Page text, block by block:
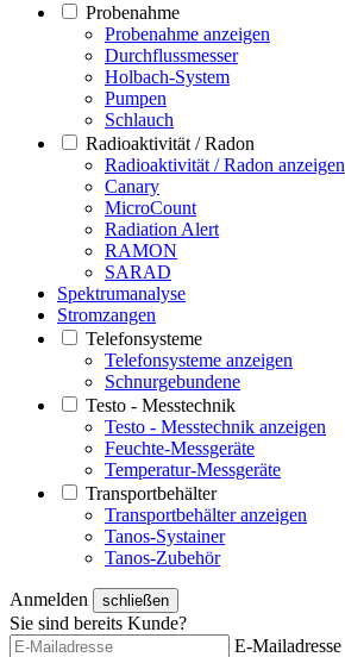
Probenahme
Probenahme anzeigen
Durchflussmesser
Holbach-System
Pumpen
Schlauch
Radioaktivität / Radon
Radioaktivität / Radon anzeigen
Canary
MicroCount
Radiation Alert
RAMON
SARAD
Spektrumanalyse
Stromzangen
Telefonsysteme
Telefonsysteme anzeigen
Schnurgebundene
Testo - Messtechnik
Testo - Messtechnik anzeigen
Feuchte-Messgeräte
Temperatur-Messgeräte
Transportbehälter
Transportbehälter anzeigen
Tanos-Systainer
Tanos-Zubehör
Anmelden schließen
Sie sind bereits Kunde?
E-Mailadresse